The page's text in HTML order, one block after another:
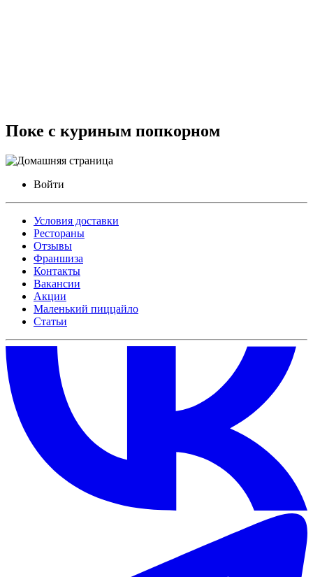
Поке с куриным попкорном
Войти
Условия доставки
Рестораны
Отзывы
Франшиза
Контакты
Вакансии
Акции
Маленький пиццайло
Статьи